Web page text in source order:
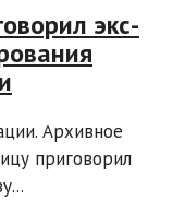
экс-
Архивное
приговорил